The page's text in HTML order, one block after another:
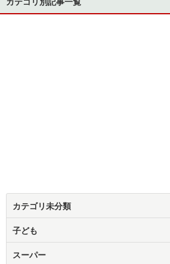
カテゴリ未分類
子ども
スーパー